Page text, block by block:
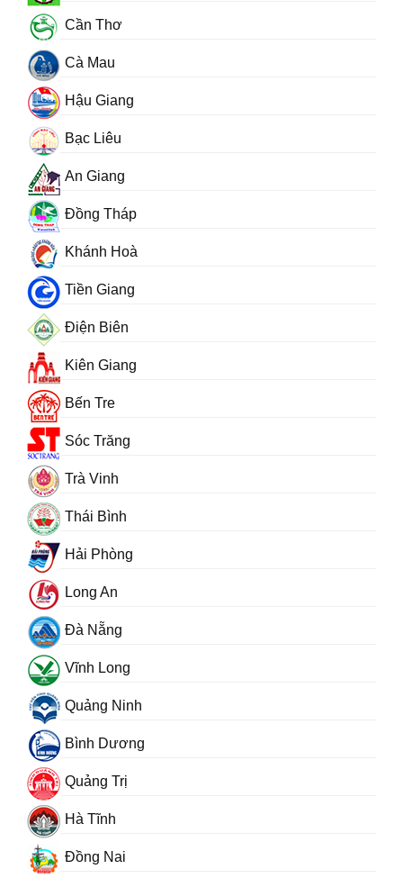
Cần Thơ
Cà Mau
Hậu Giang
Bạc Liêu
An Giang
Đồng Tháp
Khánh Hoà
Tiền Giang
Điện Biên
Kiên Giang
Bến Tre
Sóc Trăng
Trà Vinh
Thái Bình
Hải Phòng
Long An
Đà Nẵng
Vĩnh Long
Quảng Ninh
Bình Dương
Quảng Trị
Hà Tĩnh
Đồng Nai